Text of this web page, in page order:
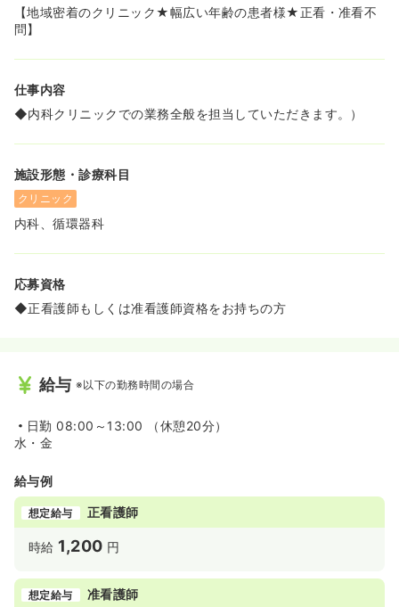
【地域密着のクリニック★幅広い年齢の患者様★正看・准看不
問】
仕事内容
◆内科クリニックでの業務全般を担当していただきます。）
施設形態・診療科目
クリニック
内科、循環器科
応募資格
◆正看護師もしくは准看護師資格をお持ちの方
給与 ※以下の勤務時間の場合
日勤 08:00～13:00 （休憩20分）
水・金
給与例
想定給与 正看護師
時給 1,200 円
想定給与 准看護師